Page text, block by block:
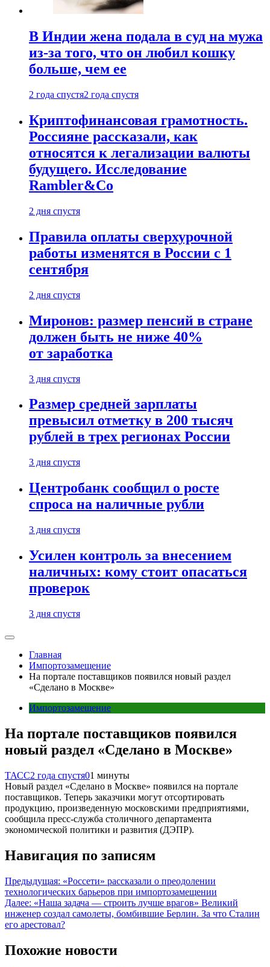
В Индии жена подала в суд на мужа
из-за того, что он любил кошку
больше, чем ее
2 года спустя2 года спустя
Криптофинансовая грамотность.
Россияне рассказали, как
относятся к легализации валюты
будущего. Исследование
Rambler&Co
2 дня спустя
Правила оплаты сверхурочной
работы изменятся в России с 1
сентября
2 дня спустя
Миронов: размер пенсий в стране
должен быть не ниже 40%
от заработка
3 дня спустя
Размер средней зарплаты
превысил отметку в 200 тысяч
рублей в трех регионах России
3 дня спустя
Центробанк сообщил о росте
спроса на наличные рубли
3 дня спустя
Усилен контроль за внесением
наличных: кому стоит опасаться
проверок
3 дня спустя
Главная
Импортозамещение
На портале поставщиков появился новый раздел
«Сделано в Москве»
Импортозамещение
На портале поставщиков появился
новый раздел «Сделано в Москве»
ТАСС2 года спустя01 минуты
Новый раздел «Сделано в Москве» появился на портале
поставщиков. Теперь заказчики могут отсортировать
продукцию, произведенную московскими предприятиями,
сообщила пресс-служба столичного департамента
экономической политики и развития (ДЭПР).
Навигация по записям
Предыдущая: «Россети» рассказали о преодолении
технологических барьеров при импортозамещении
Далее: «Наша задача — строить лучше врагов» Великий
инженер создал самолеты, бомбившие Берлин. За что Сталин
его арестовал?
Похожие новости